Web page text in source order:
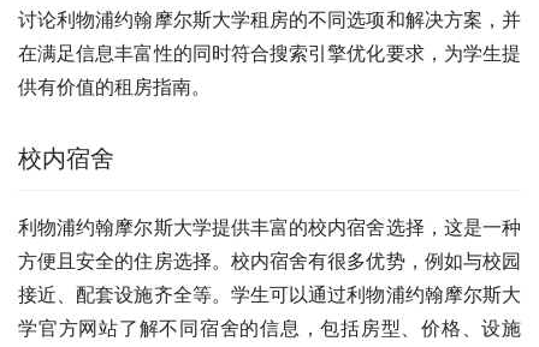
讨论利物浦约翰摩尔斯大学租房的不同选项和解决方案，并
在满足信息丰富性的同时符合搜索引擎优化要求，为学生提
供有价值的租房指南。
校内宿舍
利物浦约翰摩尔斯大学提供丰富的校内宿舍选择，这是一种
方便且安全的住房选择。校内宿舍有很多优势，例如与校园
接近、配套设施齐全等。学生可以通过利物浦约翰摩尔斯大
学官方网站了解不同宿舍的信息，包括房型、价格、设施